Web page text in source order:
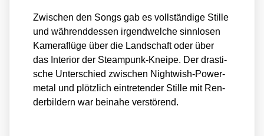
Zwi­schen den Songs gab es voll­stän­di­ge Stil­le
und wäh­rend­des­sen irgend­wel­che sinn­lo­sen
Kame­raf­lü­ge über die Land­schaft oder über
das Inte­ri­or der Steam­punk-Knei­pe. Der dras­ti­
sche Unter­schied zwi­schen Night­wish-Power­
me­tal und plötz­lich ein­tre­ten­der Stil­le mit Ren­
der­bil­dern war bei­na­he ver­stö­rend.